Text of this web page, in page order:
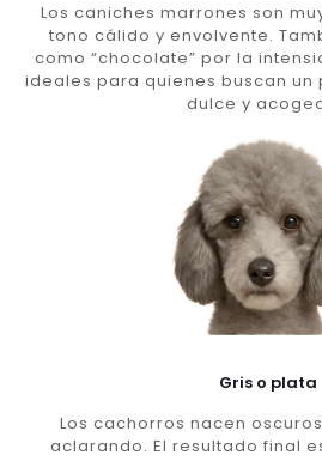
Los caniches marrones son
tono cálido y envolvente.
como “chocolate” por la
ideales para quienes buscan un
dulce y
Gris o plata
Los cachorros nacen
aclarando. El resultado final